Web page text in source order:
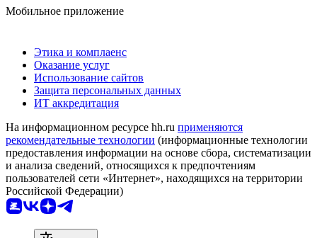
Мобильное приложение
Этика и комплаенс
Оказание услуг
Использование сайтов
Защита персональных данных
ИТ аккредитация
На информационном ресурсе hh.ru применяются
рекомендательные технологии (информационные технологии
предоставления информации на основе сбора, систематизации
и анализа сведений, относящихся к предпочтениям
пользователей сети «Интернет», находящихся на территории
Российской Федерации)